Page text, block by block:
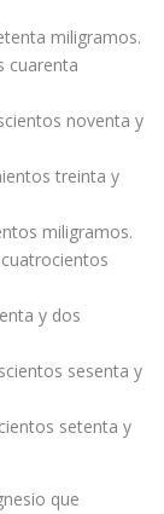
miligramos.
cuarenta
noventa y
treinta y
miligramos.
y dos
sesenta y
setenta y
que